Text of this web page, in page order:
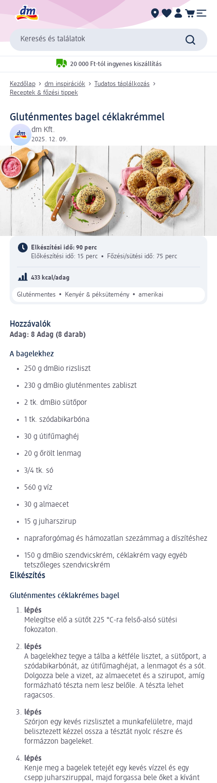
Keresés és találatok
20 000 Ft-tól ingyenes kiszállítás
Kezdőlap dm inspirációk
Tudatos táplálkozás
Receptek & főzési tippek
Gluténmentes bagel céklakrémmel
dm Kft.
2025. 12. 09.
Elkészítési idő: 90 perc
Előkészítési idő: 15 perc • Főzési/sütési idő: 75 perc
433 kcal/adag
Gluténmentes • Kenyér & péksütemény • amerikai
Hozzávalók
Adag: 8 Adag (8 darab)
A bagelekhez
250 g dmBio rizsliszt
230 g dmBio gluténmentes zabliszt
2 tk. dmBio sütőpor
1 tk. szódabikarbóna
30 g útifűmaghéj
20 g őrölt lenmag
3/4 tk. só
560 g víz
30 g almaecet
15 g juharszirup
napraforgómag és hámozatlan szezámmag a díszítéshez
150 g dmBio szendvicskrém, céklakrém vagy egyéb
tetszőleges szendvicskrém
Elkészítés
Gluténmentes céklakrémes bagel
lépés
Melegítse elő a sütőt 225 °C-ra felső-alsó sütési
fokozaton.
lépés
A bagelekhez tegye a tálba a kétféle lisztet, a sütőport, a
szódabikarbónát, az útifűmaghéjat, a lenmagot és a sót.
Dolgozza bele a vizet, az almaecetet és a szirupot, amíg
formázható tészta nem lesz belőle. A tészta lehet
ragacsos.
lépés
Szórjon egy kevés rizslisztet a munkafelületre, majd
belisztezett kézzel ossza a tésztát nyolc részre és
formázzon bageleket.
lépés
Kenje meg a bagelek tetejét egy kevés vízzel és egy
csepp juharsziruppal, majd forgassa bele őket a kívánt